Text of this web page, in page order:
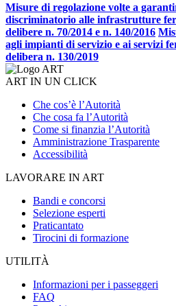
Misure di regolazione volte a
discriminatorio alle infrastrutture
delibere n. 70/2014 e n. 140/2016
agli impianti di servizio e ai servizi
delibera n. 130/2019
ART IN UN CLICK
Che cos’è l’Autorità
Che cosa fa l’Autorità
Come si finanzia l’Autorità
Amministrazione Trasparente
Accessibilità
LAVORARE IN ART
Bandi e concorsi
Selezione esperti
Praticantato
Tirocini di formazione
UTILITÀ
Informazioni per i passeggeri
FAQ